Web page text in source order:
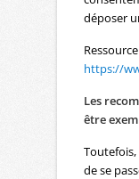
déposer
https://
Les
être
Toutefois,
de se